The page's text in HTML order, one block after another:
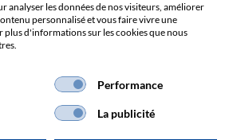
Frais de port
analyser les données de nos visiteurs, améliorer
personnalisé et vous faire vivre une
d'informations sur les cookies que nous
Performance
La publicité